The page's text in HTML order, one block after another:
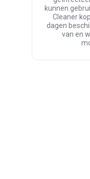
kunnen
Cleaner
dagen
van en